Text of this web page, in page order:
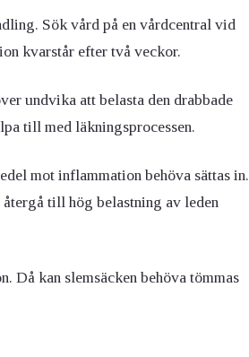
Sök vård på en vårdcentral vid
kvarstår efter två veckor.
undvika att belasta den drabbade
till med läkningsprocessen.
mot inflammation behöva sättas in.
till hög belastning av leden
kan slemsäcken behöva tömmas